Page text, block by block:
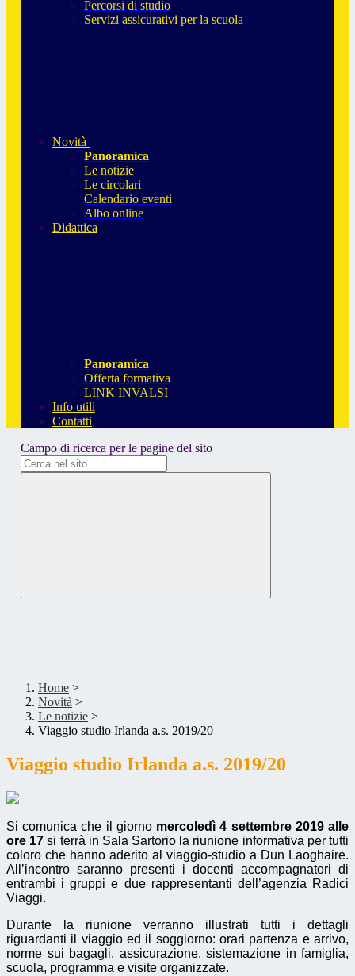
Percorsi di studio
Servizi assicurativi per la scuola
Novità
Panoramica
Le notizie
Le circolari
Calendario eventi
Albo online
Didattica
Panoramica
Offerta formativa
LINK INVALSI
Info utili
Contatti
Campo di ricerca per le pagine del sito
Home >
Novità >
Le notizie >
Viaggio studio Irlanda a.s. 2019/20
Viaggio studio Irlanda a.s. 2019/20
Si comunica che il giorno mercoledì 4 settembre 2019 alle
ore 17 si terrà in Sala Sartorio la riunione informativa per tutti
coloro che hanno aderito al viaggio-studio a Dun Laoghaire.
All’incontro saranno presenti i docenti accompagnatori di
entrambi i gruppi e due rappresentanti dell’agenzia Radici
Viaggi.
Durante la riunione verranno illustrati tutti i dettagli
riguardanti il viaggio ed il soggiorno: orari partenza e arrivo,
norme sui bagagli, assicurazione, sistemazione in famiglia,
scuola, programma e visite organizzate.